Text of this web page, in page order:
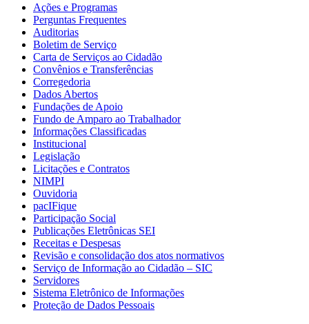
Ações e Programas
Perguntas Frequentes
Auditorias
Boletim de Serviço
Carta de Serviços ao Cidadão
Convênios e Transferências
Corregedoria
Dados Abertos
Fundações de Apoio
Fundo de Amparo ao Trabalhador
Informações Classificadas
Institucional
Legislação
Licitações e Contratos
NIMPI
Ouvidoria
pacIFique
Participação Social
Publicações Eletrônicas SEI
Receitas e Despesas
Revisão e consolidação dos atos normativos
Serviço de Informação ao Cidadão – SIC
Servidores
Sistema Eletrônico de Informações
Proteção de Dados Pessoais